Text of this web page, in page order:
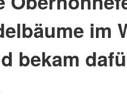
im
bekam